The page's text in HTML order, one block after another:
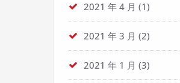
2021 年 4 月 (1)
2021 年 3 月 (2)
2021 年 1 月 (3)